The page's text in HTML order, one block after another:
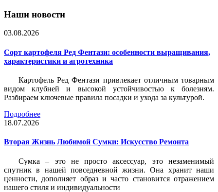
Наши новости
03.08.2026
Сорт картофеля Ред Фентази: особенности выращивания,
характеристики и агротехника
Картофель Ред Фентази привлекает отличным товарным
видом клубней и высокой устойчивостью к болезням.
Разбираем ключевые правила посадки и ухода за культурой.
Подробнее
18.07.2026
Вторая Жизнь Любимой Сумки: Искусство Ремонта
Сумка – это не просто аксессуар, это незаменимый
спутник в нашей повседневной жизни. Она хранит наши
ценности, дополняет образ и часто становится отражением
нашего стиля и индивидуальности